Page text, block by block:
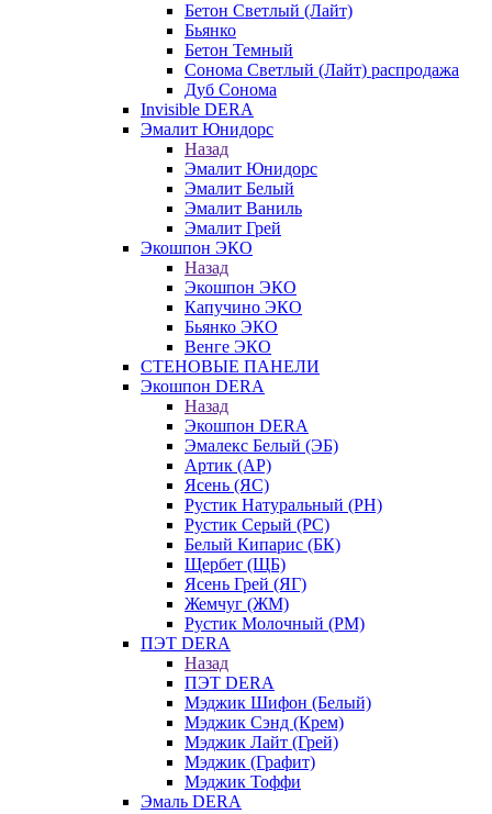
Бетон Светлый (Лайт)
Бьянко
Бетон Темный
Сонома Светлый (Лайт) распродажа
Дуб Сонома
Invisible DERA
Эмалит Юнидорс
Назад
Эмалит Юнидорс
Эмалит Белый
Эмалит Ваниль
Эмалит Грей
Экошпон ЭКО
Назад
Экошпон ЭКО
Капучино ЭКО
Бьянко ЭКО
Венге ЭКО
СТЕНОВЫЕ ПАНЕЛИ
Экошпон DERA
Назад
Экошпон DERA
Эмалекс Белый (ЭБ)
Артик (АР)
Ясень (ЯС)
Рустик Натуральный (РН)
Рустик Серый (РС)
Белый Кипарис (БК)
Щербет (ЩБ)
Ясень Грей (ЯГ)
Жемчуг (ЖМ)
Рустик Молочный (РМ)
ПЭТ DERA
Назад
ПЭТ DERA
Мэджик Шифон (Белый)
Мэджик Сэнд (Крем)
Мэджик Лайт (Грей)
Мэджик (Графит)
Мэджик Тоффи
Эмаль DERA